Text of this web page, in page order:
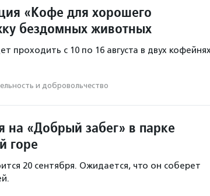
«Кофе для хорошего
бездомных животных
проходить с 10 по 16 августа в двух
и доброволь­чест­во
на «Добрый забег» в парке
горе
20 сентября. Ожидается, что он соберет